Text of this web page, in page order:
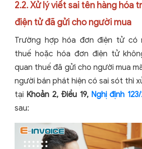
2.2. Xử lý viết sai tên hàng hóa
điện tử đã gửi cho người mua
Trường hợp hóa đơn điện tử có
thuế hoặc hóa đơn điện tử
quan thuế đã gửi cho người mua
người bán phát hiện có sai sót thì
tại Khoản 2, Điều 19, Nghị định
sau: